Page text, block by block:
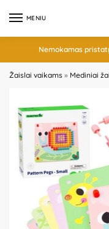
MENIU
Nemokamas
Žaislai vaikams » Mediniai